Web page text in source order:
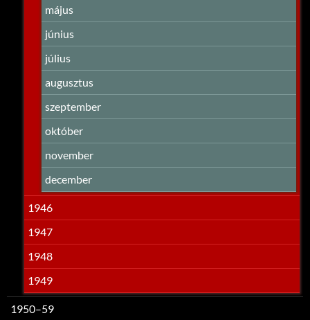
május
június
július
augusztus
szeptember
október
november
december
1946
1947
1948
1949
1950–59